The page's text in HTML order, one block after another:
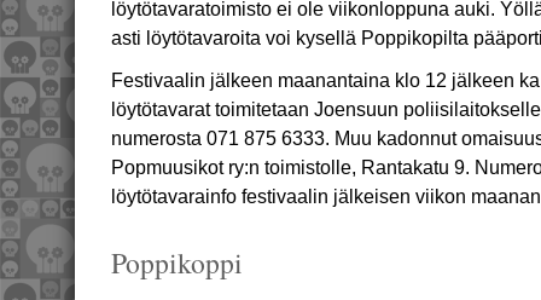
löytötavaratoimisto ei ole viikonloppuna auki.
asti löytötavaroita voi kysellä Poppikopilta
Festivaalin jälkeen maanantaina klo 12 jälkeen
löytötavarat toimitetaan Joensuun
numerosta 071 875 6333. Muu kadonnut
Popmuusikot ry:n toimistolle, Rantakatu 9.
löytötavarainfo festivaalin jälkeisen viikon
Poppikoppi